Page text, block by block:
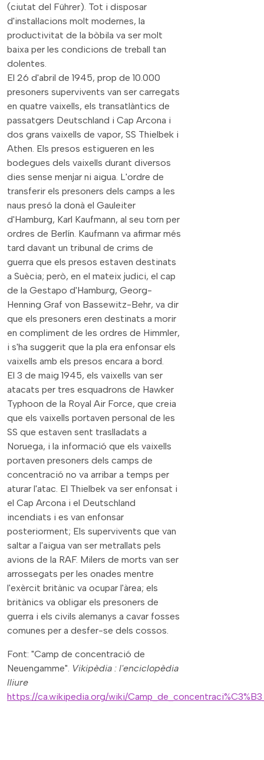
(ciutat del Führer). Tot i disposar
d'instal·lacions molt modernes, la
productivitat de la bòbila va ser molt
baixa per les condicions de treball tan
dolentes.
El 26 d'abril de 1945, prop de 10.000
presoners supervivents van ser carregats
en quatre vaixells, els transatlàntics de
passatgers Deutschland i Cap Arcona i
dos grans vaixells de vapor, SS Thielbek i
Athen. Els presos estigueren en les
bodegues dels vaixells durant diversos
dies sense menjar ni aigua. L'ordre de
transferir els presoners dels camps a les
naus presó la donà el Gauleiter
d'Hamburg, Karl Kaufmann, al seu torn per
ordres de Berlín. Kaufmann va afirmar més
tard davant un tribunal de crims de
guerra que els presos estaven destinats
a Suècia; però, en el mateix judici, el cap
de la Gestapo d'Hamburg, Georg-
Henning Graf von Bassewitz-Behr, va dir
que els presoners eren destinats a morir
en compliment de les ordres de Himmler,
i s'ha suggerit que la pla era enfonsar els
vaixells amb els presos encara a bord.
El 3 de maig 1945, els vaixells van ser
atacats per tres esquadrons de Hawker
Typhoon de la Royal Air Force, que creia
que els vaixells portaven personal de les
SS que estaven sent traslladats a
Noruega, i la informació que els vaixells
portaven presoners dels camps de
concentració no va arribar a temps per
aturar l'atac. El Thielbek va ser enfonsat i
el Cap Arcona i el Deutschland
incendiats i es van enfonsar
posteriorment; Els supervivents que van
saltar a l'aigua van ser metrallats pels
avions de la RAF. Milers de morts van ser
arrossegats per les onades mentre
l'exèrcit britànic va ocupar l'àrea; els
britànics va obligar els presoners de
guerra i els civils alemanys a cavar fosses
comunes per a desfer-se dels cossos.
Font: "Camp de concentració de
Neuengamme". Vikipèdia : l'enciclopèdia
lliure
https://ca.wikipedia.org/wiki/